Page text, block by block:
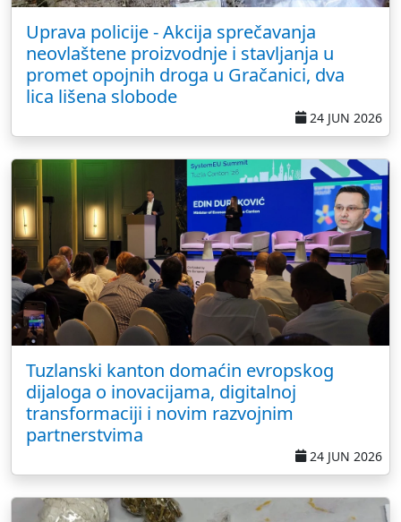
Uprava policije - Akcija sprečavanja
neovlaštene proizvodnje i stavljanja u
promet opojnih droga u Gračanici, dva
lica lišena slobode
24 JUN 2026
Tuzlanski kanton domaćin evropskog
dijaloga o inovacijama, digitalnoj
transformaciji i novim razvojnim
partnerstvima
24 JUN 2026